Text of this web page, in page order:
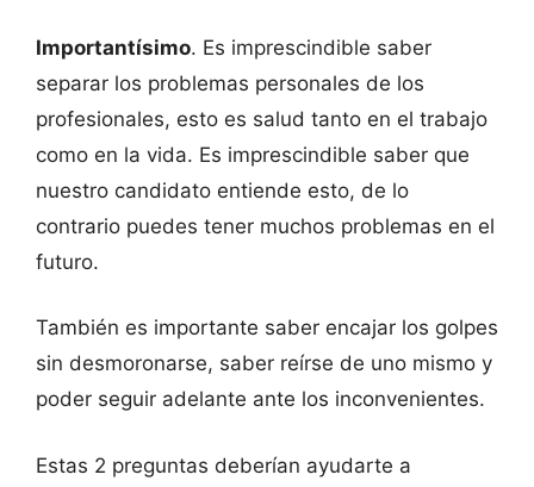
Importantísimo. Es imprescindible saber
separar los problemas personales de los
profesionales, esto es salud tanto en el trabajo
como en la vida. Es imprescindible saber que
nuestro candidato entiende esto, de lo
contrario puedes tener muchos problemas en el
futuro.
También es importante saber encajar los golpes
sin desmoronarse, saber reírse de uno mismo y
poder seguir adelante ante los inconvenientes.
Estas 2 preguntas deberían ayudarte a